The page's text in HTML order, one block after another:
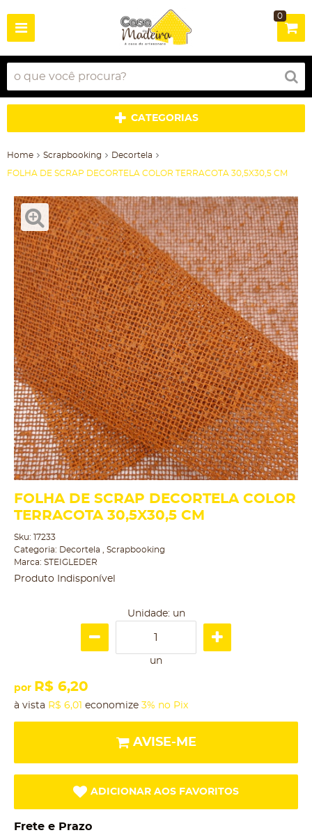
0
CATEGORIAS
Home Scrapbooking Decortela
FOLHA DE SCRAP DECORTELA COLOR TERRACOTA 30,5X30,5 CM
FOLHA DE SCRAP DECORTELA COLOR
TERRACOTA 30,5X30,5 CM
Sku: 17233
Categoria: Decortela
Scrapbooking
Marca: STEIGLEDER
Produto Indisponível
Unidade: un
un
por R$ 6,20
à vista R$ 6,01 economize 3% no Pix
AVISE-ME
ADICIONAR AOS FAVORITOS
Frete e Prazo